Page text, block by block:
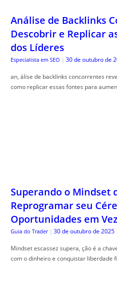
Análise de Backlinks
Descobrir e Replicar
dos Líderes
Especialista em SEO | 30 de outubro de
an, álise de backlinks concorrentes
como replicar essas fontes para
Superando o Mindset
Reprogramar seu
Oportunidades em
Guia do Trader | 30 de outubro de 2025
Mindset escassez supera, ção é a
com o dinheiro e conquistar liberdade